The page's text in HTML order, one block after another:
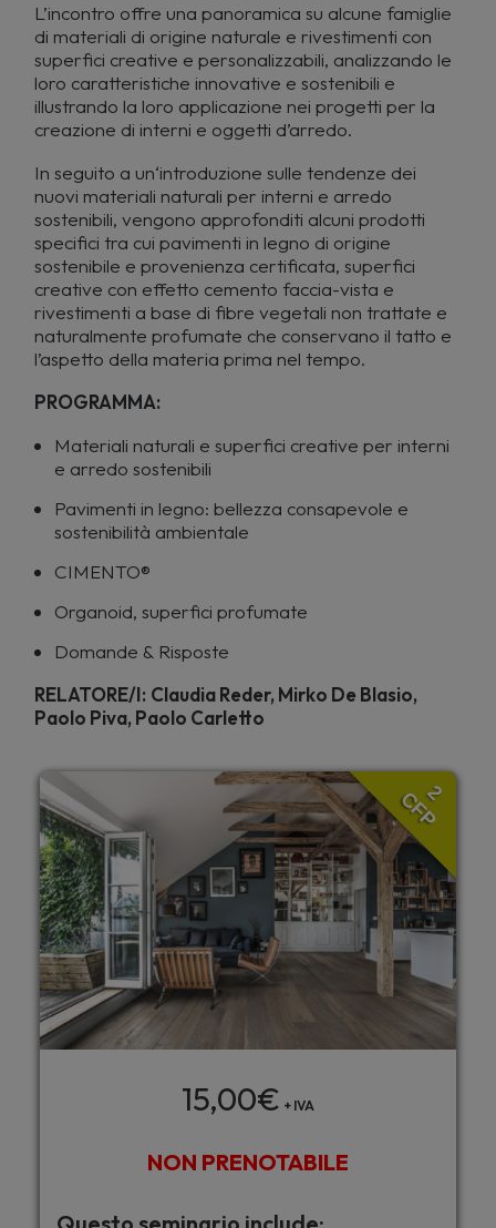
L’incontro offre una panoramica su alcune famiglie
di materiali di origine naturale e rivestimenti con
superfici creative e personalizzabili, analizzando le
loro caratteristiche innovative e sostenibili e
illustrando la loro applicazione nei progetti per la
creazione di interni e oggetti d’arredo.
In seguito a un‘introduzione sulle tendenze dei
nuovi materiali naturali per interni e arredo
sostenibili, vengono approfonditi alcuni prodotti
specifici tra cui pavimenti in legno di origine
sostenibile e provenienza certificata, superfici
creative con effetto cemento faccia-vista e
rivestimenti a base di fibre vegetali non trattate e
naturalmente profumate che conservano il tatto e
l’aspetto della materia prima nel tempo.
PROGRAMMA:
Materiali naturali e superfici creative per interni
e arredo sostenibili
Pavimenti in legno: bellezza consapevole e
sostenibilità ambientale
CIMENTO®
Organoid, superfici profumate
Domande & Risposte
RELATORE/I: Claudia Reder, Mirko De Blasio,
Paolo Piva, Paolo Carletto
2
CFP
15,00€ + IVA
NON PRENOTABILE